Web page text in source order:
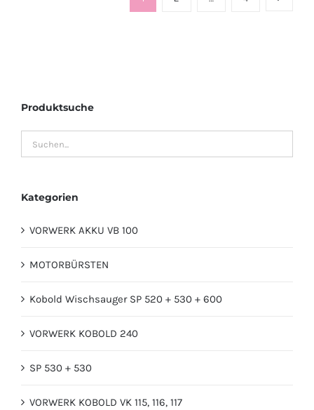
Produktsuche
Kategorien
VORWERK AKKU VB 100
MOTORBÜRSTEN
Kobold Wischsauger SP 520 + 530 + 600
VORWERK KOBOLD 240
SP 530 + 530
VORWERK KOBOLD VK 115, 116, 117